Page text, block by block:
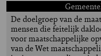
De doelgroep van de
mensen die feitelijk
voor maatschappelijke
van de Wet